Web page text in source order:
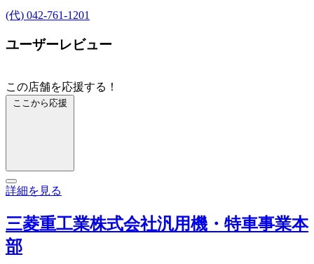
(代) 042-761-1201
ユーザーレビュー
この店舗を応援する！
ここから応援
詳細を見る
三菱重工業株式会社汎用機・特車事業本
部